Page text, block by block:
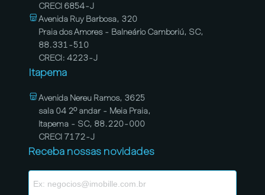
CRECI 6854-J
Avenida Ruy Barbosa, 320
Praia dos Amores - Balneário Camboriú, SC,
88.331-510
CRECI: 4223-J
Itapema
Avenida Nereu Ramos, 3625
sala 04 2º andar - Meia Praia,
Itapema - SC, 88.220-000
CRECI 7172-J
Receba nossas novidades